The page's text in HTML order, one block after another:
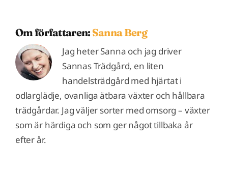
Om författaren:Sanna Berg
Jag heter Sanna och jag driver
Sannas Trädgård, en liten
handelsträdgård med hjärtat i
odlarglädje, ovanliga ätbara växter och hållbara
trädgårdar. Jag väljer sorter med omsorg – växter
som är härdiga och som ger något tillbaka år
efter år.